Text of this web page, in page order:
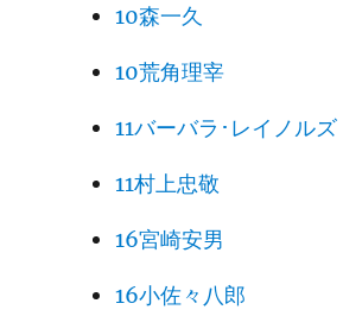
10森一久
10荒角理宰
11バーバラ･レイノルズ
11村上忠敬
16宮崎安男
16小佐々八郎